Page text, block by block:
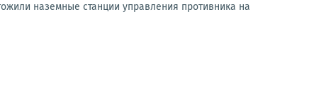
наземные станции управления противника на